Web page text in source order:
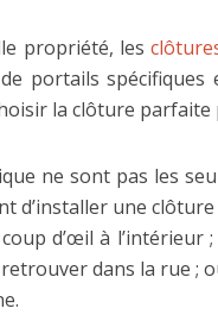
propriété, les
portails
la clôture
ne sont pas les
d’installer une
d’œil à l’intérieur
dans la rue ;